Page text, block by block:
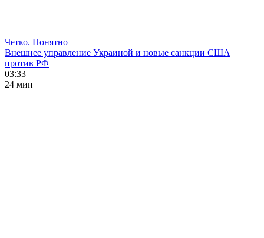
Четко. Понятно
Внешнее управление Украиной и новые санкции США
против РФ
03:33
24 мин